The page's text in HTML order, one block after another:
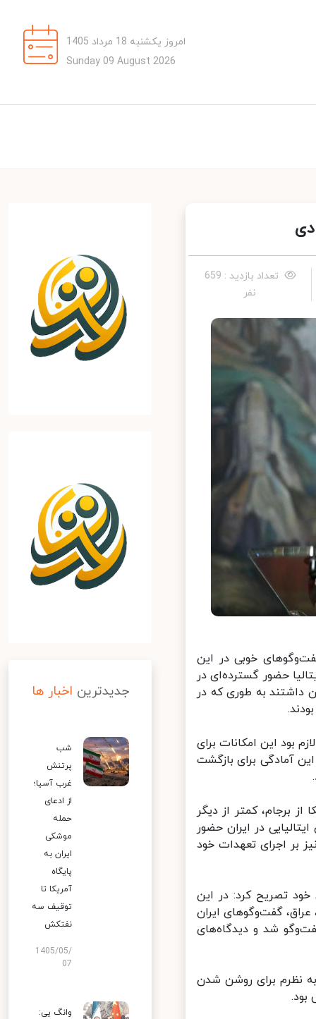
امروز یکشنبه 18 مرداد 1405
Sunday 09 August 2026
تعداد بازدید : 659
نفر
خوبی در این
حضور گسترده‌ای در
داشتند به طوری که در
بود این امکانات برای
آمادگی برای بازگشت
برجام، کمتر از دیگر
در ایران حضور
بر اجرای تعهدات خود
تصریح کرد: در این
گفت‌وگوهای ایران
شد و دیدگاه‌های
نظرم برای روشن شدن
جدیدترین اخبار ها
شب
پرتنش
غرب آسیا؛
از ادعای
حمله
موشکی
ایران به
پایگاه
آمریکا تا
توقیف سه
نفتکش
1405/05/
07
وانگ یی: